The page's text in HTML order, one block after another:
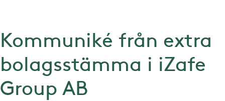
Kommuniké från extra
bolagsstämma i iZafe
Group AB